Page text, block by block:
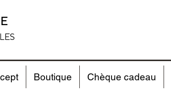
Boutique Chèque cadeau